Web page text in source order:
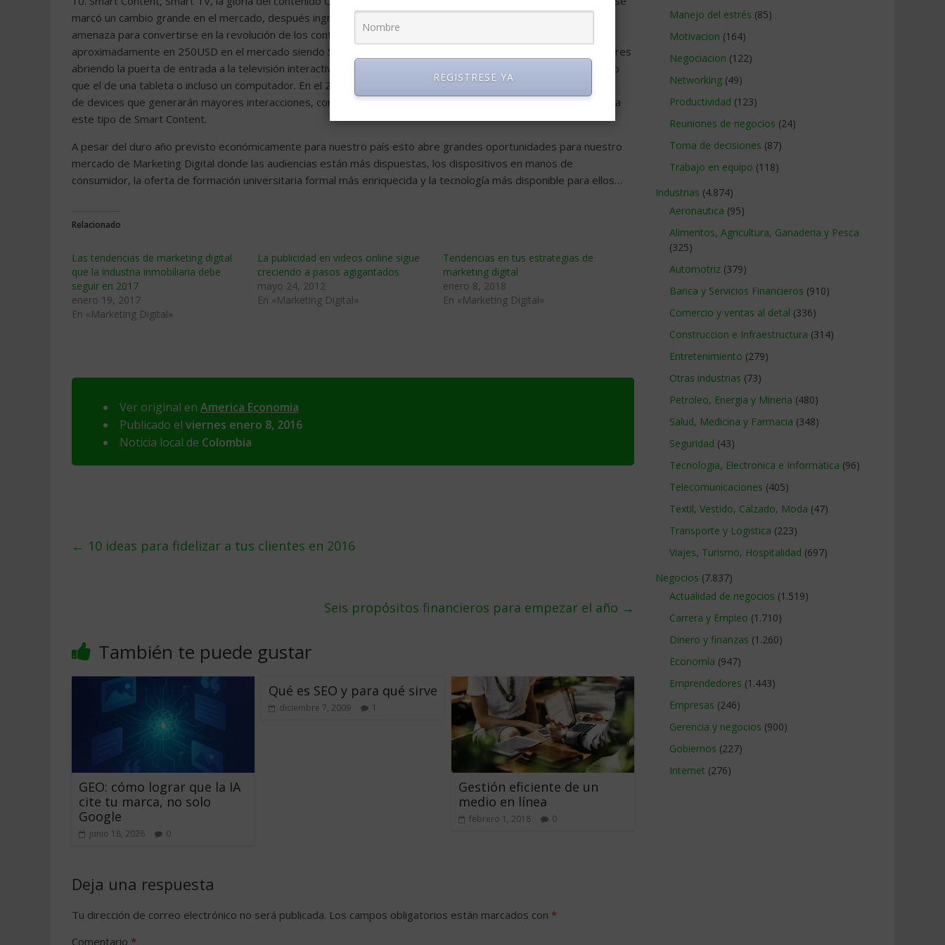
marcó un cambio grande en el mercado, después ingresó Netflix, HBO GO y la TV On demand dejó de ser una
amenaza para convertirse en la revolución de los contenidos smart. Hoy gran cantidad de televisores
aproximadamente en 250USD en el mercado siendo Smart lo que pone la tecnología al alcance de los consumidores
abriendo la puerta de entrada a la televisión interactiva, con sistemas operativos, aplicaciones y por menor costo
que el de una tableta o incluso un computador. En el 2016 esto solo va a crecer poblando aún más el mercado
de devices que generarán mayores interacciones, contenidos y competencia de desarrollos, medios y pauta para
este tipo de Smart Content.
A pesar del duro año previsto económicamente para nuestro país esto abre grandes oportunidades para nuestro
mercado de Marketing Digital donde las audiencias están más dispuestas, los dispositivos en manos de
consumidor, la oferta de formación universitaria formal más enriquecida y la tecnología más disponible para ellos…
Relacionado
Las tendencias de marketing digital
que la industria inmobiliaria debe
seguir en 2017
enero 19, 2017
En «Marketing Digital»
La publicidad en videos online sigue
creciendo a pasos agigantados
mayo 24, 2012
En «Marketing Digital»
Tendencias en tus estrategias de
marketing digital
enero 8, 2018
En «Marketing Digital»
Ver original en America Economia
Publicado el viernes enero 8, 2016
Noticia local de Colombia
← 10 ideas para fidelizar a tus clientes en 2016
Seis propósitos financieros para empezar el año →
También te puede gustar
GEO: cómo lograr que la IA
cite tu marca, no solo
Google
junio 18, 2026 0
Qué es SEO y para qué sirve
diciembre 7, 2009 1
Gestión eficiente de un
medio en línea
febrero 1, 2018 0
Deja una respuesta
Tu dirección de correo electrónico no será publicada. Los campos obligatorios están marcados con *
Comentario *
Manejo del estrés (85)
Motivacion (164)
Negociacion (122)
Networking (49)
Productividad (123)
Reuniones de negocios (24)
Toma de decisiones (87)
Trabajo en equipo (118)
Industrias (4.874)
Aeronautica (95)
Alimentos, Agricultura, Ganaderia y Pesca
(325)
Automotriz (379)
Banca y Servicios Financieros (910)
Comercio y ventas al detal (336)
Construccion e Infraestructura (314)
Entretenimiento (279)
Otras industrias (73)
Petroleo, Energia y Mineria (480)
Salud, Medicina y Farmacia (348)
Seguridad (43)
Tecnologia, Electronica e Informatica (96)
Telecomunicaciones (405)
Textil, Vestido, Calzado, Moda (47)
Transporte y Logistica (223)
Viajes, Turismo, Hospitalidad (697)
Negocios (7.837)
Actualidad de negocios (1.519)
Carrera y Empleo (1.710)
Dinero y finanzas (1.260)
Economía (947)
Emprendedores (1.443)
Empresas (246)
Gerencia y negocios (900)
Gobiernos (227)
Internet (276)
REGISTRESE YA